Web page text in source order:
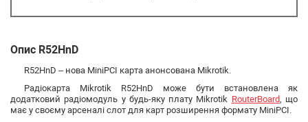
Опис R52HnD
R52HnD – нова MiniPCI карта анонсована Mikrotik.
Радіокарта Mikrotik R52HnD може бути встановлена ​​як
додатковий радіомодуль у будь-яку плату Mikrotik RouterBoard, що
має у своєму арсеналі слот для карт розширення формату MiniPCI.